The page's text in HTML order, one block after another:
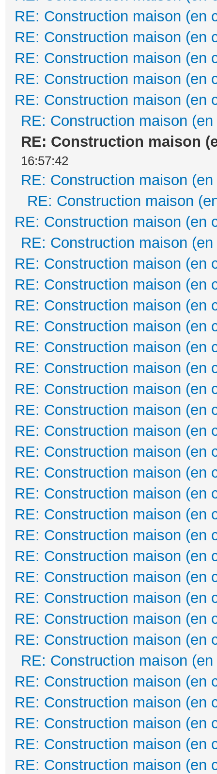
RE: Construction maison (en
RE: Construction maison (en
RE: Construction maison (en
RE: Construction maison (en
RE: Construction maison (en
RE: Construction maison
RE: Construction maison
16:57:42
RE: Construction maison
RE: Construction maison
RE: Construction maison (en
RE: Construction maison
RE: Construction maison (en
RE: Construction maison (en
RE: Construction maison (en
RE: Construction maison (en
RE: Construction maison (en
RE: Construction maison (en
RE: Construction maison (en
RE: Construction maison (en
RE: Construction maison (en
RE: Construction maison (en
RE: Construction maison (en
RE: Construction maison (en
RE: Construction maison (en
RE: Construction maison (en
RE: Construction maison (en
RE: Construction maison (en
RE: Construction maison (en
RE: Construction maison (en
RE: Construction maison (en
RE: Construction maison
RE: Construction maison (en
RE: Construction maison (en
RE: Construction maison (en
RE: Construction maison (en
RE: Construction maison (en